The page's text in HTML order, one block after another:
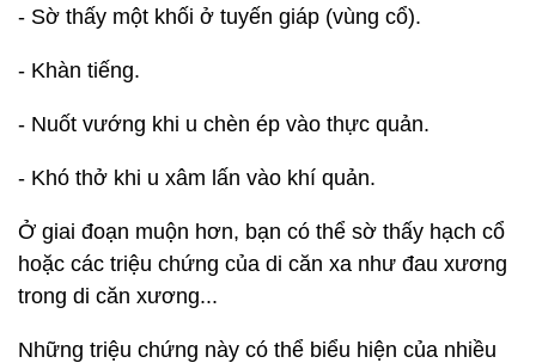
- Sờ thấy một khối ở tuyến giáp (vùng cổ).
- Khàn tiếng.
- Nuốt vướng khi u chèn ép vào thực quản.
- Khó thở khi u xâm lấn vào khí quản.
Ở giai đoạn muộn hơn, bạn có thể sờ thấy hạch cổ
hoặc các triệu chứng của di căn xa như đau xương
trong di căn xương...
Những triệu chứng này có thể biểu hiện của nhiều